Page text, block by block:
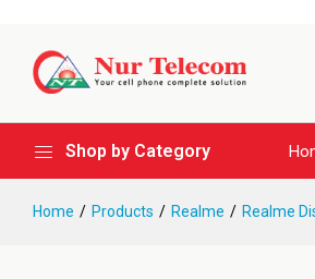
Shop by Category
Home Products Realme Realme